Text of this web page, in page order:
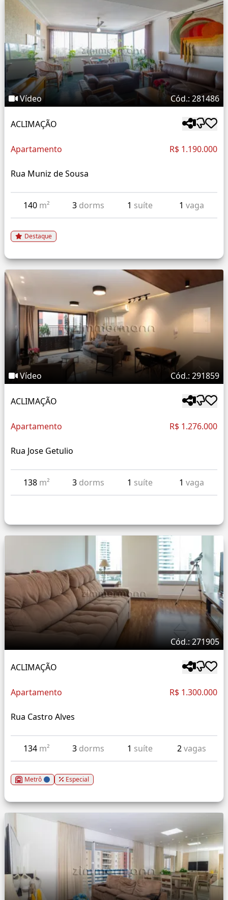
Vídeo Cód.: 281486
ACLIMAÇÃO
Apartamento R$ 1.190.000
Rua Muniz de Sousa
140 m² 3 dorms 1 suíte 1 vaga
Destaque
Vídeo Cód.: 291859
ACLIMAÇÃO
Apartamento R$ 1.276.000
Rua Jose Getulio
138 m² 3 dorms 1 suíte 1 vaga
Cód.: 271905
ACLIMAÇÃO
Apartamento R$ 1.300.000
Rua Castro Alves
134 m² 3 dorms 1 suíte 2vagas
Metrô Especial